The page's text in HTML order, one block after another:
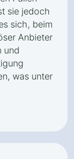
sie jedoch
sich, beim
Anbieter
und
was unter